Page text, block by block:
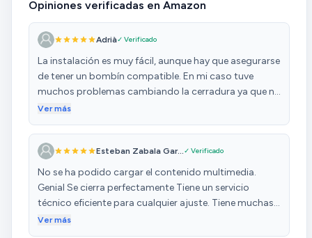
Opiniones verificadas en Amazon
Adrià✓ Verificado
La instalación es muy fácil, aunque hay que asegurarse
de tener un bombín compatible. En mi caso tuve
muchos problemas cambiando la cerradura ya que no
tenía una compatible. El funcionamiento perfecto,
posibilidades de configuración: velocidad de giro,
cierre y apertura automática, horas nocturnas, etc. El
principal motivo por el que lo compré fue para evitar
quedarme encerrado y pensaba que lo usaría poco,
pero he descubierto que me es muy cómodo cuando
Ver más
Esteban Zabala Gar...✓ Verificado
No se ha podido cargar el contenido multimedia.
Genial Se cierra perfectamente Tiene un servicio
técnico eficiente para cualquier ajuste. Tiene muchas
opciones de cierre. No se cierra automáticamente si
Ver más